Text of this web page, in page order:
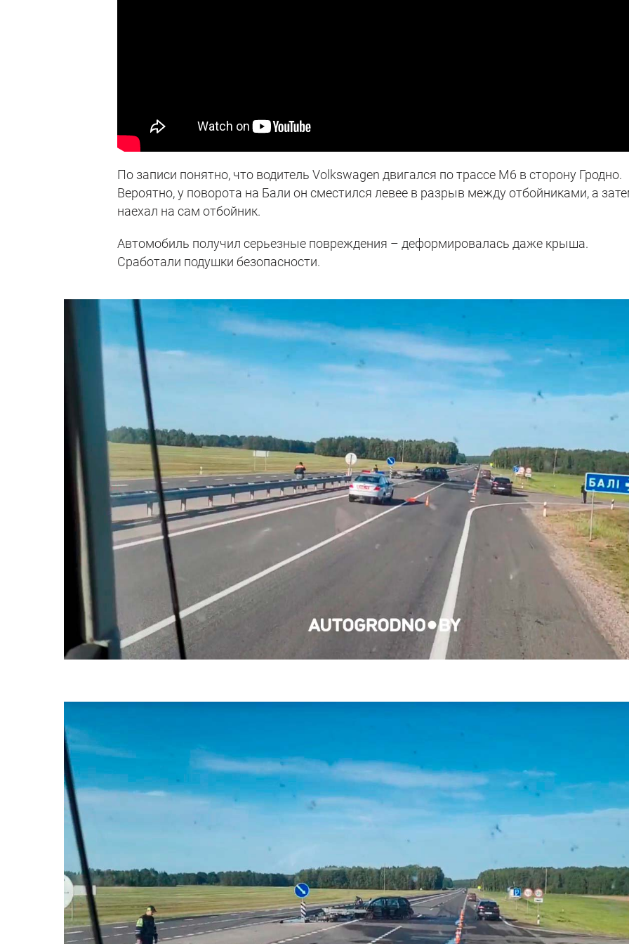
По записи понятно, что водитель Volkswagen двигался по трассе М6 в сторону Гродно.
Вероятно, у поворота на Бали он сместился левее в разрыв между отбойниками, а
наехал на сам отбойник.
Автомобиль получил серьезные повреждения – деформировалась даже крыша.
Сработали подушки безопасности.